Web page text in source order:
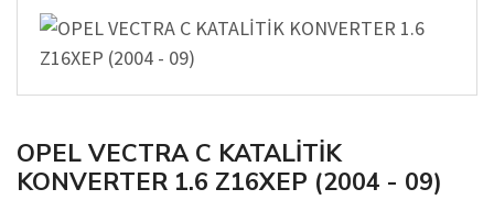
OPEL VECTRA C KATALİTİK
KONVERTER 1.6 Z16XEP (2004 - 09)